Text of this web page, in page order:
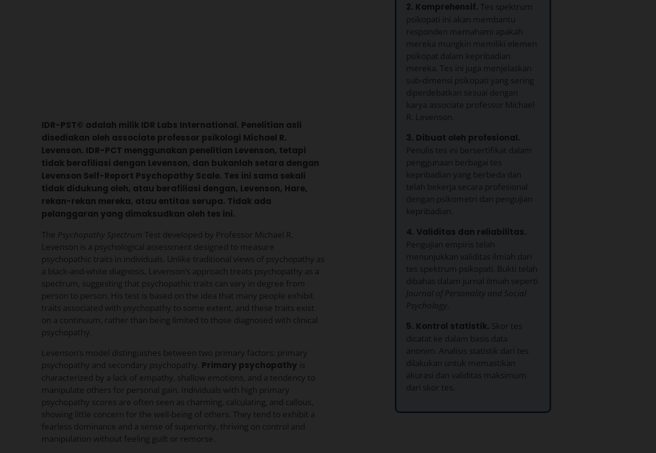
IDR-PST© adalah milik IDR Labs International. Penelitian asli
disediakan oleh associate professor psikologi Michael R.
Levenson. IDR-PCT menggunakan penelitian Levenson, tetapi
tidak berafiliasi dengan Levenson, dan bukanlah setara dengan
Levenson Self-Report Psychopathy Scale. Tes ini sama sekali
tidak didukung oleh, atau berafiliasi dengan, Levenson, Hare,
rekan-rekan mereka, atau entitas serupa. Tidak ada
pelanggaran yang dimaksudkan oleh tes ini.
The Psychopathy Spectrum Test developed by Professor Michael R.
Levenson is a psychological assessment designed to measure
psychopathic traits in individuals. Unlike traditional views of psychopathy as
a black-and-white diagnosis, Levenson’s approach treats psychopathy as a
spectrum, suggesting that psychopathic traits can vary in degree from
person to person. His test is based on the idea that many people exhibit
traits associated with psychopathy to some extent, and these traits exist
on a continuum, rather than being limited to those diagnosed with clinical
psychopathy.
Levenson’s model distinguishes between two primary factors: primary
psychopathy and secondary psychopathy. Primary psychopathy is
characterized by a lack of empathy, shallow emotions, and a tendency to
manipulate others for personal gain. Individuals with high primary
psychopathy scores are often seen as charming, calculating, and callous,
showing little concern for the well-being of others. They tend to exhibit a
fearless dominance and a sense of superiority, thriving on control and
manipulation without feeling guilt or remorse.
2. Komprehensif. Tes spektrum
psikopati ini akan membantu
responden memahami apakah
mereka mungkin memiliki elemen
psikopat dalam kepribadian
mereka. Tes ini juga menjelaskan
sub-dimensi psikopati yang sering
diperdebatkan sesuai dengan
karya associate professor Michael
R. Levenson.
3. Dibuat oleh profesional.
Penulis tes ini bersertifikat dalam
penggunaan berbagai tes
kepribadian yang berbeda dan
telah bekerja secara profesional
dengan psikometri dan pengujian
kepribadian.
4. Validitas dan reliabilitas.
Pengujian empiris telah
menunjukkan validitas ilmiah dari
tes spektrum psikopati. Bukti telah
dibahas dalam jurnal ilmiah seperti
Journal of Personality and Social
Psychology.
5. Kontrol statistik. Skor tes
dicatat ke dalam basis data
anonim. Analisis statistik dari tes
dilakukan untuk memastikan
akurasi dan validitas maksimum
dari skor tes.